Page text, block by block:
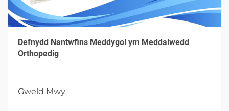
Defnydd Nantwfins Meddygol ym Meddalwedd
Orthopedig
Gweld Mwy